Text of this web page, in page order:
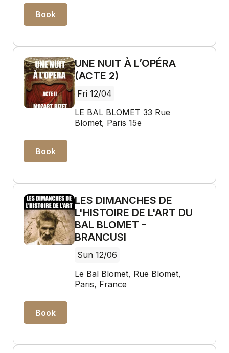
Book
UNE NUIT À L’OPÉRA
(ACTE 2)
Fri 12/04
LE BAL BLOMET 33 Rue
Blomet, Paris 15e
Book
LES DIMANCHES DE
L'HISTOIRE DE L'ART DU
BAL BLOMET -
BRANCUSI
Sun 12/06
Le Bal Blomet, Rue Blomet,
Paris, France
Book